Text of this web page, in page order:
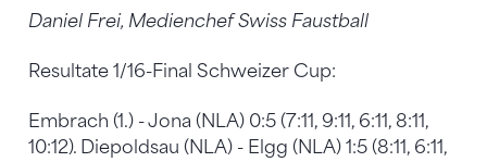
Daniel Frei, Medienchef Swiss Faustball
Resultate 1/16-Final Schweizer Cup:
Embrach (1.) - Jona (NLA) 0:5 (7:11, 9:11, 6:11, 8:11,
10:12). Diepoldsau (NLA) - Elgg (NLA) 1:5 (8:11, 6:11,